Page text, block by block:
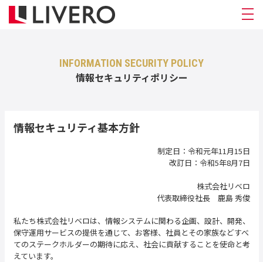
INFORMATION SECURITY POLICY
情報セキュリティポリシー
情報セキュリティ基本方針
制定日：令和元年11月15日
改訂日：令和5年8月7日
株式会社リベロ
代表取締役社長 鹿島 秀俊
私たち株式会社リベロは、情報システムに関わる企画、設計、開発、
保守運用サービスの提供を通じて、お客様、社員とその家族などすべ
てのステークホルダーの期待に応え、社会に貢献することを使命と考
えています。